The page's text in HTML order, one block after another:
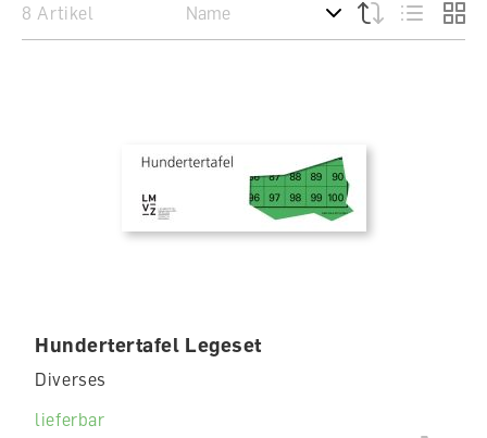
8 Artikel
Hundertertafel Legeset
Diverses
lieferbar